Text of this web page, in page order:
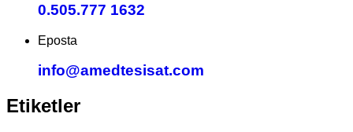
0.505.777 1632
Eposta
info@amedtesisat.com
Etiketler